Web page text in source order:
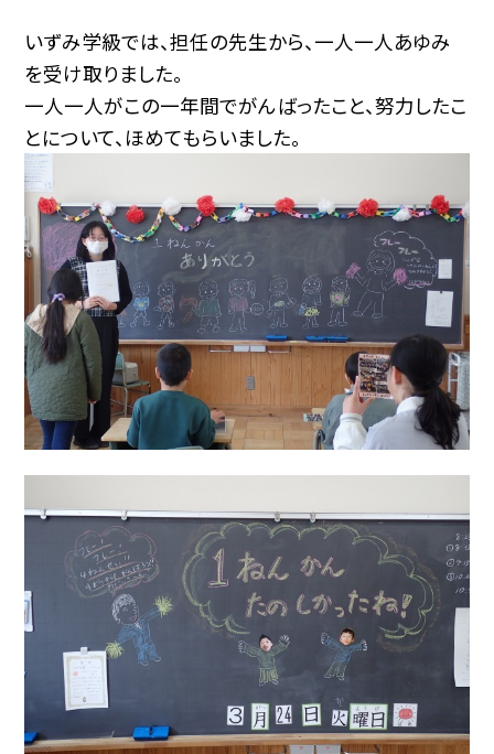
いずみ学級では、担任の先生から、一人一人あゆみ
を受け取りました。
一人一人がこの一年間でがんばったこと、努力したこ
とについて、ほめてもらいました。